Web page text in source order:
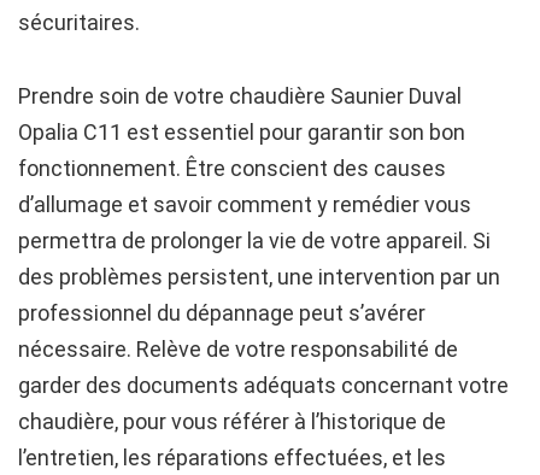
sécuritaires.
Prendre soin de votre chaudière Saunier Duval
Opalia C11 est essentiel pour garantir son bon
fonctionnement. Être conscient des causes
d’allumage et savoir comment y remédier vous
permettra de prolonger la vie de votre appareil. Si
des problèmes persistent, une intervention par un
professionnel du dépannage peut s’avérer
nécessaire. Relève de votre responsabilité de
garder des documents adéquats concernant votre
chaudière, pour vous référer à l’historique de
l’entretien, les réparations effectuées, et les